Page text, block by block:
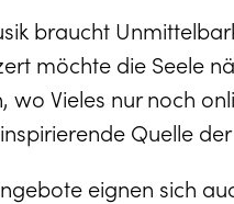
braucht
möchte die Seele
wo Vieles nur noch
Quelle
eignen sich